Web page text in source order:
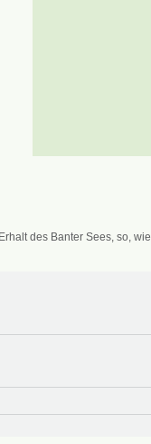
des Banter Sees, so,